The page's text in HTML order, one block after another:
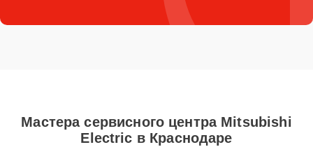
Мастера сервисного центра Mitsubishi
Electric в Краснодаре